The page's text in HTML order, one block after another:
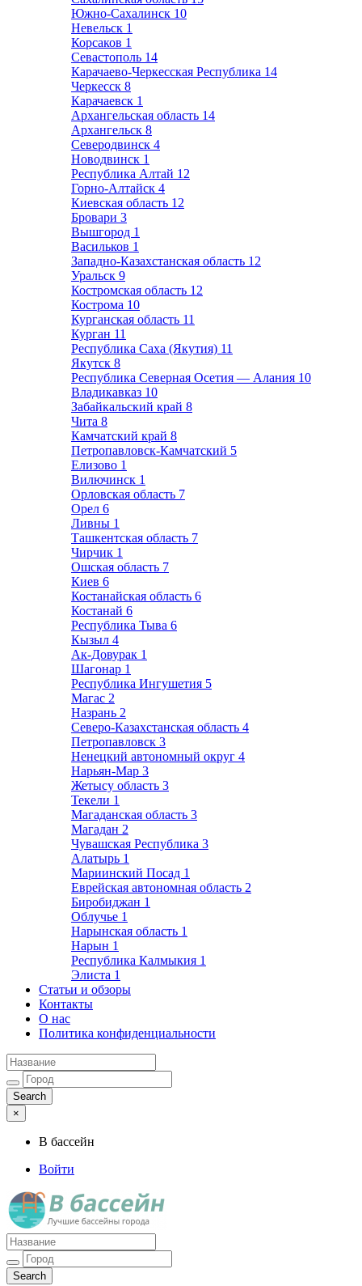
Южно-Сахалинск 10
Невельск 1
Корсаков 1
Севастополь 14
Карачаево-Черкесская Республика 14
Черкесск 8
Карачаевск 1
Архангельская область 14
Архангельск 8
Северодвинск 4
Новодвинск 1
Республика Алтай 12
Горно-Алтайск 4
Киевская область 12
Бровари 3
Вышгород 1
Васильков 1
Западно-Казахстанская область 12
Уральск 9
Костромская область 12
Кострома 10
Курганская область 11
Курган 11
Республика Саха (Якутия) 11
Якутск 8
Республика Северная Осетия — Алания 10
Владикавказ 10
Забайкальский край 8
Чита 8
Камчатский край 8
Петропавловск-Камчатский 5
Елизово 1
Вилючинск 1
Орловская область 7
Орел 6
Ливны 1
Ташкентская область 7
Чирчик 1
Ошская область 7
Киев 6
Костанайская область 6
Костанай 6
Республика Тыва 6
Кызыл 4
Ак-Довурак 1
Шагонар 1
Республика Ингушетия 5
Магас 2
Назрань 2
Северо-Казахстанская область 4
Петропавловск 3
Ненецкий автономный округ 4
Нарьян-Мар 3
Жетысу область 3
Текели 1
Магаданская область 3
Магадан 2
Чувашская Республика 3
Алатырь 1
Мариинский Посад 1
Еврейская автономная область 2
Биробиджан 1
Облучье 1
Нарынская область 1
Нарын 1
Республика Калмыкия 1
Элиста 1
Статьи и обзоры
Контакты
О нас
Политика конфиденциальности
×
В бассейн
Войти
Лучшие бассейны города